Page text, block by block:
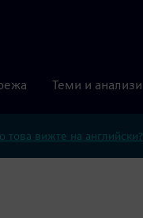
Теми и анализи
това вижте на английски?